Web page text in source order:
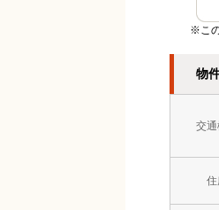
※こ
物
交通
住